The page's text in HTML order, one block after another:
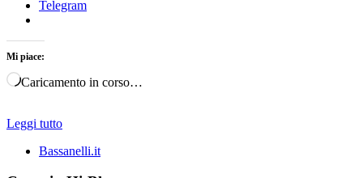
Telegram
Mi piace:
Caricamento in corso…
Leggi tutto
Bassanelli.it